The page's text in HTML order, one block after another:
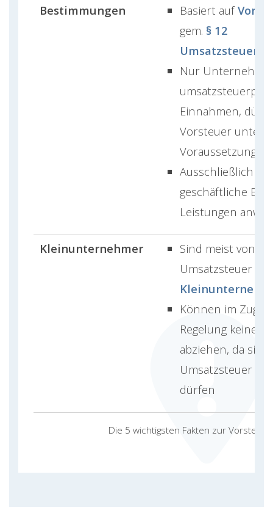
Die 5 wichtigsten Fakten zur Vorsteuer
Bestimmungen Basiert auf
gem. § 12
Nur
Einnahmen,
Vorsteuer unter
Ausschließlich auf
geschäftliche
Leistungen
Kleinunternehmer
Sind meist von
Umsatzsteuer
Können im Zuge
Regelung keine
abziehen, da sie
Umsatzsteuer
dürfen